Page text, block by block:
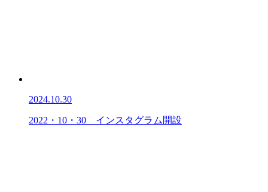
2024.10.30
2022・10・30 インスタグラム開設